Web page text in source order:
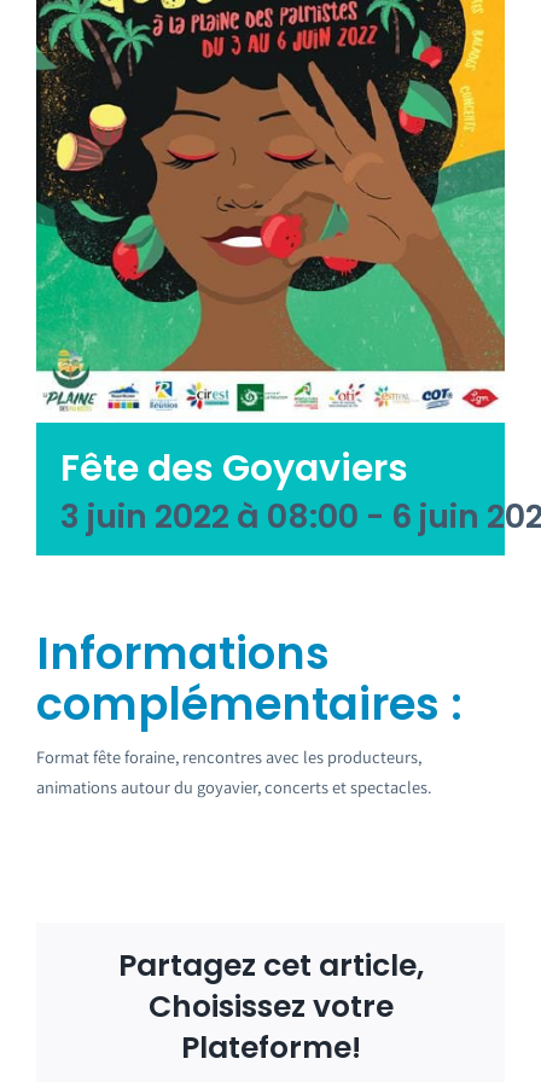
Emploi tourisme
Contact
Fête des Goyaviers
3 juin 2022 à 08:00 - 6 juin
Informations
complémentaires :
Format fête foraine, rencontres avec les producteurs,
animations autour du goyavier, concerts et spectacles.
Partagez cet article,
Choisissez votre
Plateforme!